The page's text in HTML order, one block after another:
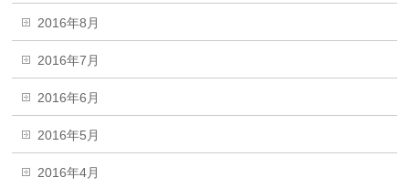
2016年8月
2016年7月
2016年6月
2016年5月
2016年4月